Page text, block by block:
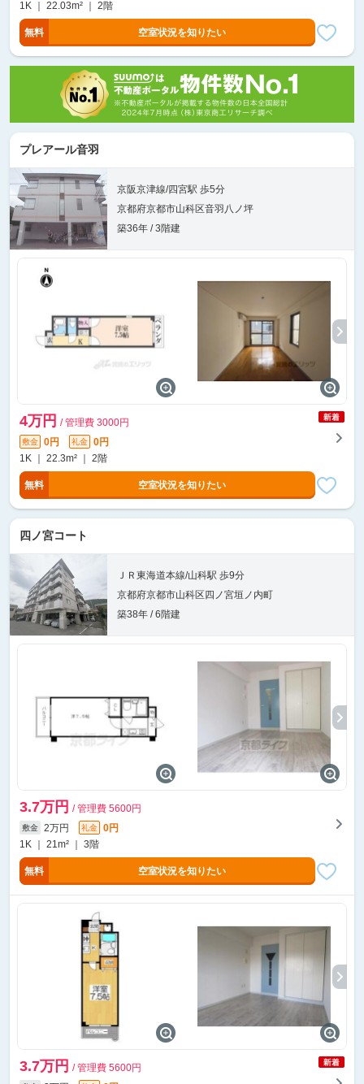
1K ｜ 22.03m² ｜ 2階
無料 空室状況を知りたい
プレアール音羽
京阪京津線/四宮駅 歩5分
京都府京都市山科区音羽八ノ坪
築36年 / 3階建
4万円 / 管理費 3000円
敷金 0円 礼金
0円
1K ｜ 22.3m² ｜ 2階
無料 空室状況を知りたい
四ノ宮コート
ＪＲ東海道本線/山科駅 歩9分
京都府京都市山科区四ノ宮垣ノ内町
築38年 / 6階建
3.7万円 / 管理費 5600円
敷金 2万円 礼金
0円
1K ｜ 21m² ｜ 3階
無料 空室状況を知りたい
3.7万円 / 管理費 5600円